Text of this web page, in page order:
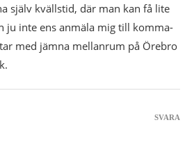
själv kvällstid, där man kan få lite
ju inte ens anmäla mig till komma-
med jämna mellanrum på Örebro
SVARA